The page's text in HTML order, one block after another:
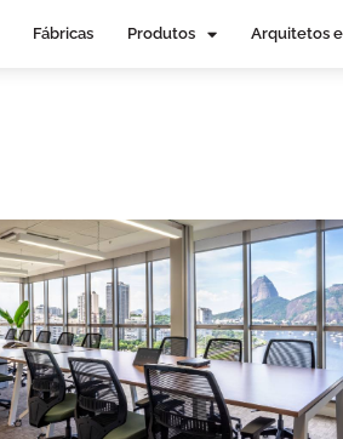
Fábricas Produtos Arquitetos